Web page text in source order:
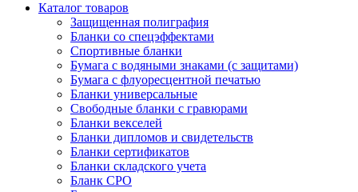
Каталог товаров
Защищенная полиграфия
Бланки со спецэффектами
Спортивные бланки
Бумага с водяными знаками (с защитами)
Бумага с флуоресцентной печатью
Бланки универсальные
Свободные бланки с гравюрами
Бланки векселей
Бланки дипломов и свидетельств
Бланки сертификатов
Бланки складского учета
Бланк СРО